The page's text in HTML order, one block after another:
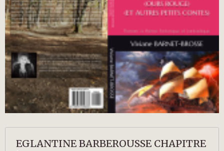
EGLANTINE BARBEROUSSE CHAPITRE